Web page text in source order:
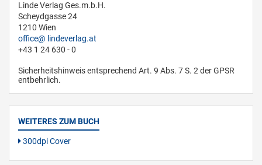
Linde Verlag Ges.m.b.H.
Scheydgasse 24
1210 Wien
office
lindeverlag.at
+43 1 24 630 - 0
Sicherheitshinweis entsprechend Art. 9 Abs. 7 S. 2 der GPSR
entbehrlich.
WEITERES ZUM BUCH
300dpi Cover